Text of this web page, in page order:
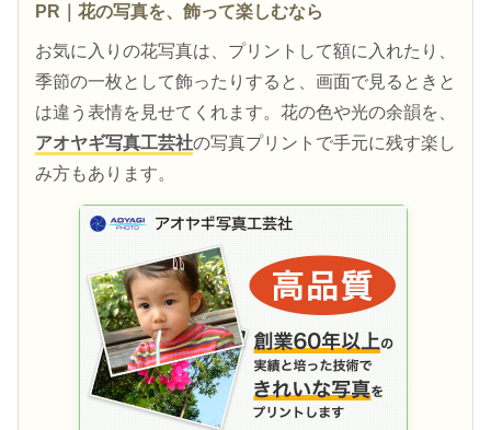
PR｜花の写真を、飾って楽しむなら
お気に入りの花写真は、プリントして額に入れたり、
季節の一枚として飾ったりすると、画面で見るときと
は違う表情を見せてくれます。花の色や光の余韻を、
アオヤギ写真工芸社の写真プリントで手元に残す楽し
み方もあります。